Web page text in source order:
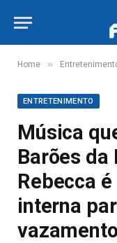
Home »
ENTRETENIMENTO
Música
Barões da
Rebecca
interna